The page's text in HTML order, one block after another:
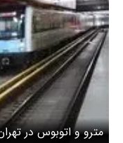
مترو و اتوبوس در